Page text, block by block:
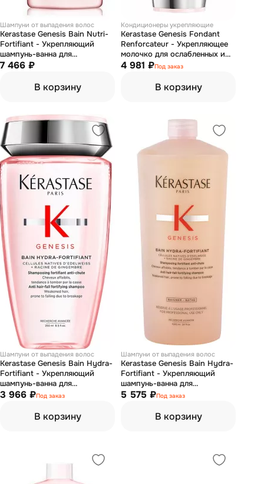
Шампуни от выпадения волос
Kerastase Genesis Bain Nutri-
Fortifiant - Укрепляющий
шампунь-ванна для
ослабленных и склонных к
7 466 ₽
В корзину
Кондиционеры укрепляющие
Kerastase Genesis Fondant
Renforcateur - Укрепляющее
молочко для ослабленных и
склонных к выпадению волос
4 981 ₽Под заказ
В корзину
Шампуни от выпадения волос
Kerastase Genesis Bain Hydra-
Fortifiant - Укрепляющий
шампунь-ванна для
ослабленных и склонных к
3 966 ₽Под заказ
В корзину
Шампуни от выпадения волос
Kerastase Genesis Bain Hydra-
Fortifiant - Укрепляющий
шампунь-ванна для
ослабленных и склонных к
5 575 ₽Под заказ
В корзину